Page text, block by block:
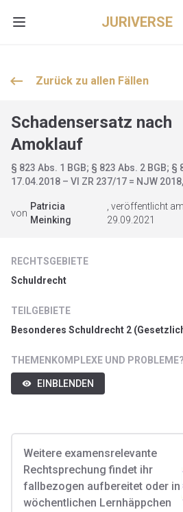
Open main menu JURIVERSE
keyboard_backspace Zurück zu allen Fällen
Schadensersatz nach
Amoklauf
§ 823 Abs. 1 BGB; § 823 Abs. 2 BGB; §
17.04.2018 – VI ZR 237/17 = NJW
von
Patricia
Meinking
, veröffentlicht
29.09.2021
RECHTSGEBIETE
Schuldrecht
TEILGEBIETE
Besonderes Schuldrecht 2
THEMENKOMPLEXE UND PROBLEME?
visibility EINBLENDEN
Weitere examensrelevante
Rechtsprechung findet ihr
fallbezogen aufbereitet oder in
wöchentlichen Lernhäppchen